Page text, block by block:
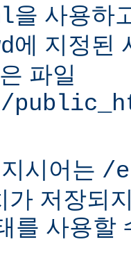
을 사용하
에 지정된
파일
지시어는 /
가 저장되
를 사용할